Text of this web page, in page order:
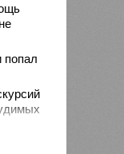
попал